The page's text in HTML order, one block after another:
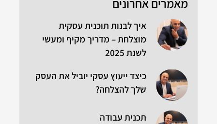
מאמרים אחרונים
איך לבנות תוכנית עסקית
מוצלחת – מדריך מקיף ומעשי
לשנת 2025
כיצד ייעוץ עסקי יוביל את העסק
שלך להצלחה?
תכנית עבודה